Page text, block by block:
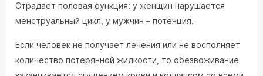
Страдает половая функция: у женщин нарушается
менструальный цикл, у мужчин – потенция.
Если человек не получает лечения или не восполняет
количество потерянной жидкости, то обезвоживание